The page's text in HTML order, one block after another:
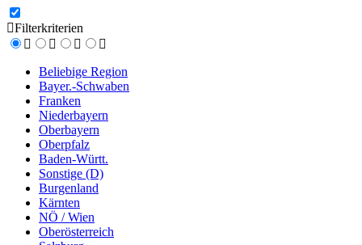
Filterkriterien
Beliebige Region
Bayer.-Schwaben
Franken
Niederbayern
Oberbayern
Oberpfalz
Baden-Württ.
Sonstige (D)
Burgenland
Kärnten
NÖ / Wien
Oberösterreich